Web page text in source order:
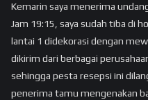
Kemarin saya menerima
Jam 19:15, saya sudah tiba di
lantai 1 didekorasi dengan
dikirim dari berbagai
sehingga pesta resepsi ini
penerima tamu mengenakan